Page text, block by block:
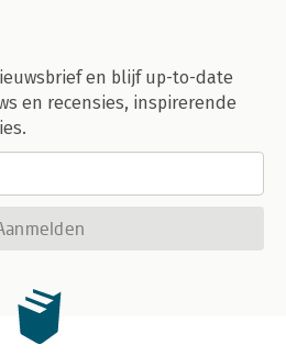
en blijf up-to-date
en recensies, inspirerende